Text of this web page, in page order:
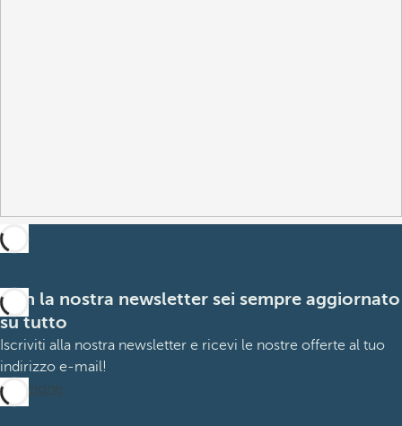
Con la nostra newsletter sei sempre aggiornato
su tutto
Iscriviti alla nostra newsletter e ricevi le nostre offerte al tuo
indirizzo e-mail!
Iscrizione